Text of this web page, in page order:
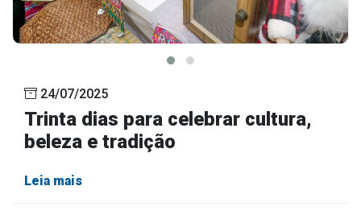
24/07/2025
Trinta dias para celebrar cultura,
beleza e tradição
Leia mais